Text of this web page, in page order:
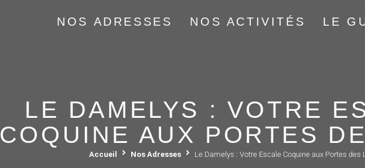
NOS ADRESSES NOS ACTIVITÉS LE
LE DAMELYS : VOTRE
COQUINE AUX PORTES
Accueil Nos Adresses Le Damelys : Votre Escale Coquine aux Portes des